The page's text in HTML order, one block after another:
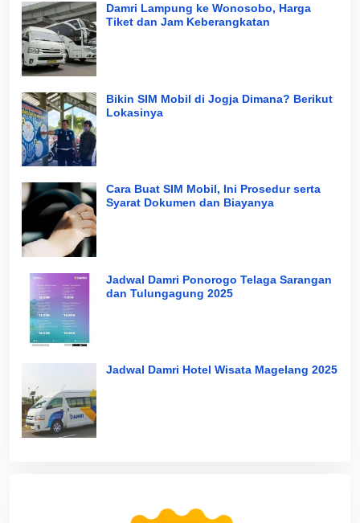
Damri Lampung ke Wonosobo, Harga
Tiket dan Jam Keberangkatan
Bikin SIM Mobil di Jogja Dimana? Berikut
Lokasinya
Cara Buat SIM Mobil, Ini Prosedur serta
Syarat Dokumen dan Biayanya
Jadwal Damri Ponorogo Telaga Sarangan
dan Tulungagung 2025
Jadwal Damri Hotel Wisata Magelang 2025